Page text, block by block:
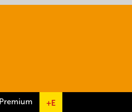
Premium +E